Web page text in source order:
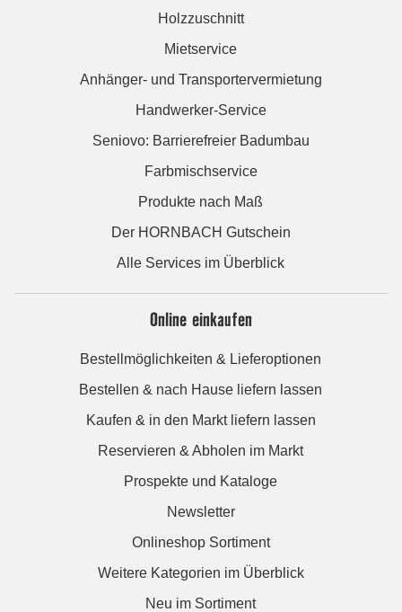
Holzzuschnitt
Mietservice
Anhänger- und Transportervermietung
Handwerker-Service
Seniovo: Barrierefreier Badumbau
Farbmischservice
Produkte nach Maß
Der HORNBACH Gutschein
Alle Services im Überblick
Online einkaufen
Bestellmöglichkeiten & Lieferoptionen
Bestellen & nach Hause liefern lassen
Kaufen & in den Markt liefern lassen
Reservieren & Abholen im Markt
Prospekte und Kataloge
Newsletter
Onlineshop Sortiment
Weitere Kategorien im Überblick
Neu im Sortiment